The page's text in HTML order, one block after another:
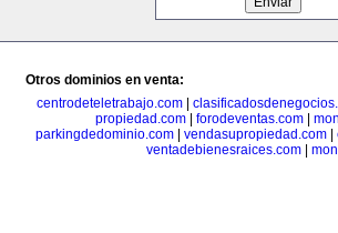
Otros dominios en venta:
centrodeteletrabajo.com
propiedad.com
forodeventas.com
parkingdedominio.com| vendasupropiedad.com|
ventadebienesraices.com